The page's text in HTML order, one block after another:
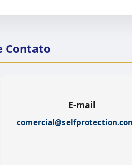
Contato
E-mail